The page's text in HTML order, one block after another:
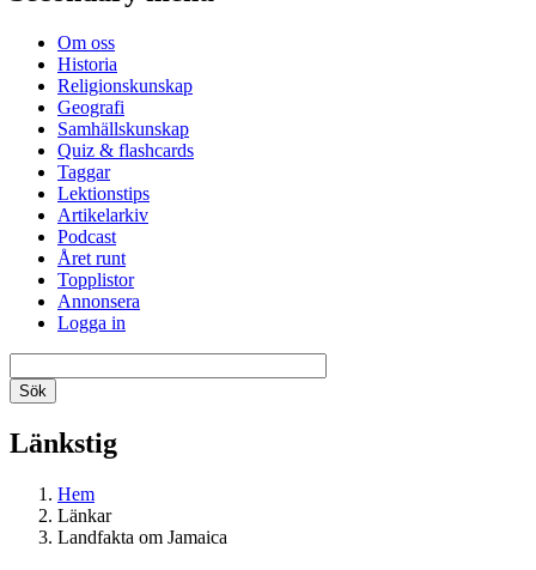
Om oss
Historia
Religionskunskap
Geografi
Samhällskunskap
Quiz & flashcards
Taggar
Lektionstips
Artikelarkiv
Podcast
Året runt
Topplistor
Annonsera
Logga in
Länkstig
Hem
Länkar
Landfakta om Jamaica